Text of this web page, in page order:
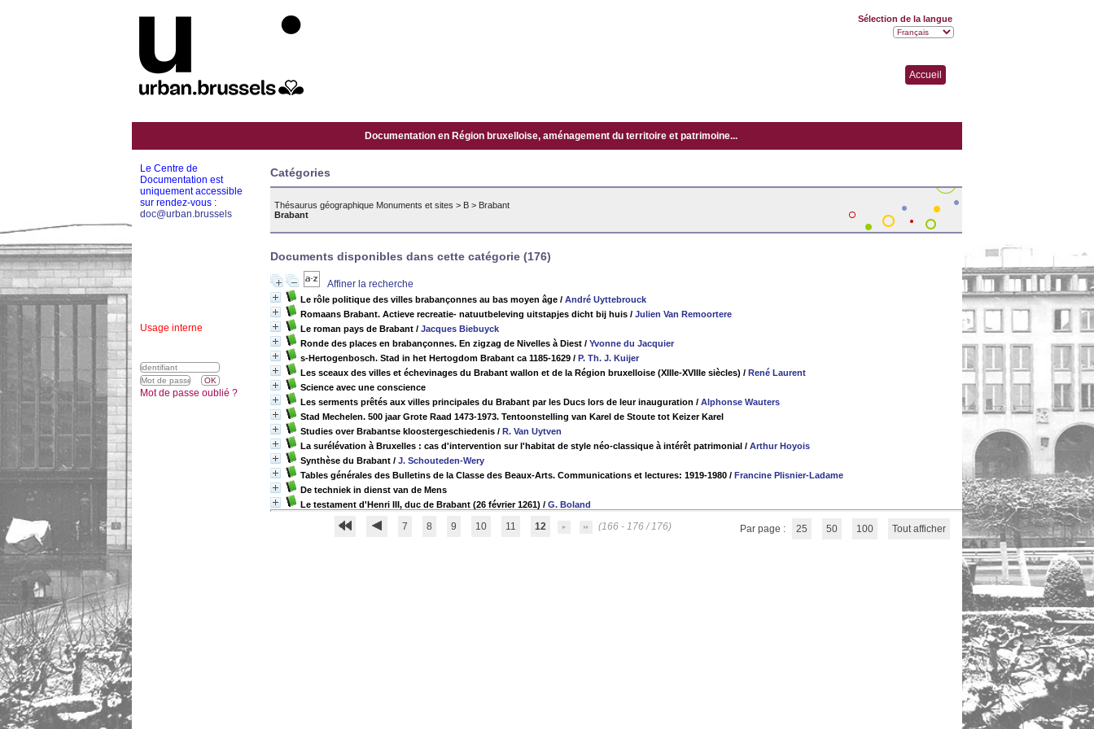
Accueil
Documentation en Région bruxelloise, aménagement du territoire et patrimoine...
Catégories
Thésaurus géographique Monuments et sites > B > Brabant
Brabant
Documents disponibles dans cette catégorie (176)
Affiner la recherche
Le rôle politique des villes brabançonnes au bas moyen âge / André Uyttebrouck
Romaans Brabant. Actieve recreatie- natuutbeleving uitstapjes dicht bij huis / Julien Van Remoortere
Le roman pays de Brabant / Jacques Biebuyck
Ronde des places en brabançonnes. En zigzag de Nivelles à Diest / Yvonne du Jacquier
s-Hertogenbosch. Stad in het Hertogdom Brabant ca 1185-1629 / P. Th. J. Kuijer
Les sceaux des villes et échevinages du Brabant wallon et de la Région bruxelloise (XIIIe-XVIIIe siècles) / René Laurent
Science avec une conscience
Les serments prêtés aux villes principales du Brabant par les Ducs lors de leur inauguration / Alphonse Wauters
Stad Mechelen. 500 jaar Grote Raad 1473-1973. Tentoonstelling van Karel de Stoute tot Keizer Karel
Studies over Brabantse kloostergeschiedenis / R. Van Uytven
La surélévation à Bruxelles : cas d'intervention sur l'habitat de style néo-classique à intérêt patrimonial / Arthur Hoyois
Synthèse du Brabant / J. Schouteden-Wery
Tables générales des Bulletins de la Classe des Beaux-Arts. Communications et lectures: 1919-1980 / Francine Plisnier-Ladame
De techniek in dienst van de Mens
Le testament d'Henri III, duc de Brabant (26 février 1261) / G. Boland
7 8 9 10 11 12 (166 - 176 / 176) Par page : 25 50 100 Tout afficher
Le Centre de
Documentation est
uniquement accessible
sur rendez-vous :
doc@urban.brussels
Usage interne
Sélection de la langue
Mot de passe oublié ?